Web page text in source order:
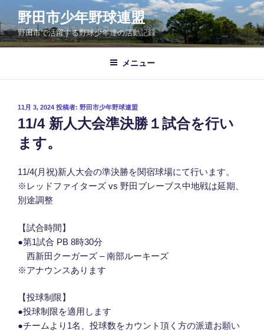
ン
テ
ン
へ
野田市少年野球連盟
野田市で活躍する野球少年達の活動記録
メニュー
投
稿
日:
11月 3, 2024 投稿者: 野田市少年野球連盟
11/4 新人大会準決勝１試合を行い
ます。
11/4(月祝)新人大会の準決勝を関宿球場にて行います。
※レッドファイターズ vs 野田ブレーブス中地戦は延期、
別途調整
【試合時間】
●第1試合 PB 8時30分
西新田クーガーズ – 南部ルーキーズ
※アナウンスあります
【投球制限】
●投球制限を適用します
●チームより1名、投球数をカウント頂く方の派遣お願い